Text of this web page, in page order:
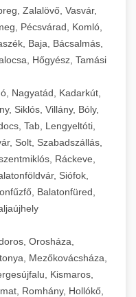
Zalalövő, Vasvár,
Pécsvárad, Komló,
Baja, Bácsalmás,
Hőgyész, Tamási
Nagyatád, Kadarkút,
Siklós, Villány, Bóly,
Tab, Lengyeltóti,
Solt, Szabadszállás,
Ráckeve,
Siófok,
Balatonfüred,
Orosháza,
Mezőkovácsháza,
Kismaros,
Romhány, Hollókő,